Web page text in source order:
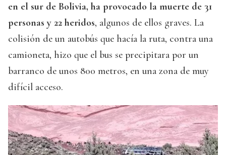
en el sur de Bolivia, ha provocado la muerte de 31
personas y 22 heridos, algunos de ellos graves. La
colisión de un autobús que hacía la ruta, contra una
camioneta, hizo que el bus se precipitara por un
barranco de unos 800 metros, en una zona de muy
difícil acceso.